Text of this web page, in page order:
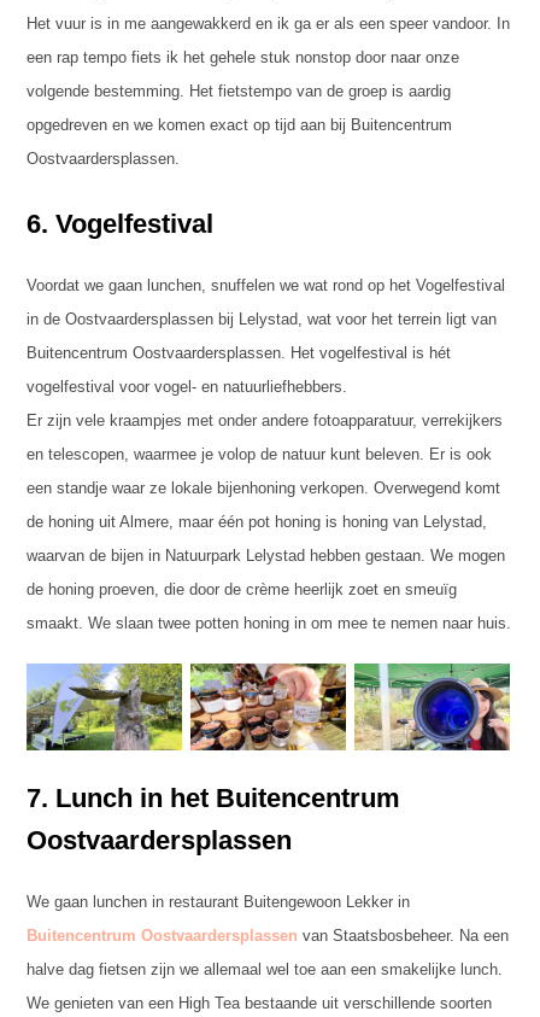
Het vuur is in me aangewakkerd en ik ga er als een speer vandoor. In
een rap tempo fiets ik het gehele stuk nonstop door naar onze
volgende bestemming. Het fietstempo van de groep is aardig
opgedreven en we komen exact op tijd aan bij Buitencentrum
Oostvaardersplassen.
6. Vogelfestival
Voordat we gaan lunchen, snuffelen we wat rond op het Vogelfestival
in de Oostvaardersplassen bij Lelystad, wat voor het terrein ligt van
Buitencentrum Oostvaardersplassen. Het vogelfestival is hét
vogelfestival voor vogel- en natuurliefhebbers.
Er zijn vele kraampjes met onder andere fotoapparatuur, verrekijkers
en telescopen, waarmee je volop de natuur kunt beleven. Er is ook
een standje waar ze lokale bijenhoning verkopen. Overwegend komt
de honing uit Almere, maar één pot honing is honing van Lelystad,
waarvan de bijen in Natuurpark Lelystad hebben gestaan. We mogen
de honing proeven, die door de crème heerlijk zoet en smeuïg
smaakt. We slaan twee potten honing in om mee te nemen naar huis.
7. Lunch in het Buitencentrum
Oostvaardersplassen
We gaan lunchen in restaurant Buitengewoon Lekker in
Buitencentrum Oostvaardersplassen van Staatsbosbeheer. Na een
halve dag fietsen zijn we allemaal wel toe aan een smakelijke lunch.
We genieten van een High Tea bestaande uit verschillende soorten